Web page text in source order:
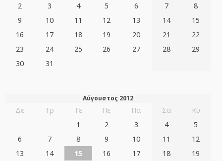
2
3 4 5 6 7
8
9
10 11 12 13 14
15
16
17 18 19 20 21
22
23
24 25 26 27 28
29
30
31
Αύγουστος 2012
Δε Τρ Τε Πε Πα Σα
Κυ
1
2 3 4
5
6
7 8 9 10 11
12
13
14 15 16 17 18 19